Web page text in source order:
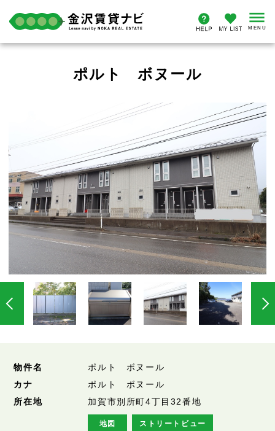
ポルト ボヌール
物件名
ポルト ボヌール
カナ
ポルト ボヌール
所在地
加賀市別所町4丁目32番地
地図 ストリートビュー